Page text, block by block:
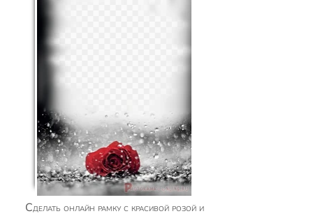
Сделать онлайн рамку с красивой розой и